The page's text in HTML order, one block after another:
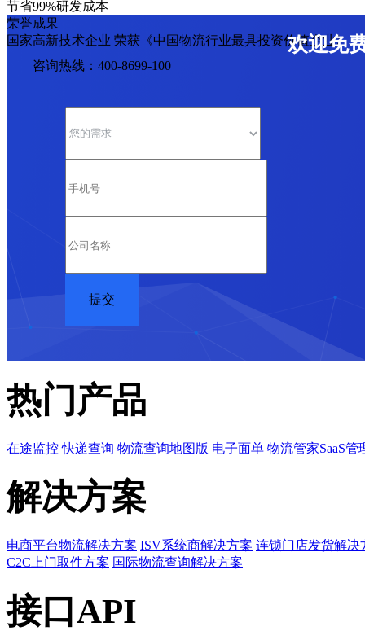
节省99%研发成本
荣誉成果
国家高新技术企业 荣获《中国物流行业最具投资价值企业》
欢迎免
咨询热线：400-8699-100
热门产品
在途监控 快递查询 物流查询地图版 电子面单 物流管家SaaS管
解决方案
电商平台物流解决方案 ISV系统商解决方案 连锁门店发货解决
C2C上门取件方案 国际物流查询解决方案
接口API